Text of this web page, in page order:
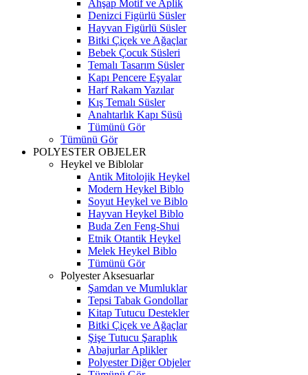
Ahşap Motif ve Aplik
Denizci Figürlü Süsler
Hayvan Figürlü Süsler
Bitki Çiçek ve Ağaçlar
Bebek Çocuk Süsleri
Temalı Tasarım Süsler
Kapı Pencere Eşyalar
Harf Rakam Yazılar
Kış Temalı Süsler
Anahtarlık Kapı Süsü
Tümünü Gör
Tümünü Gör
POLYESTER OBJELER
Heykel ve Biblolar
Antik Mitolojik Heykel
Modern Heykel Biblo
Soyut Heykel ve Biblo
Hayvan Heykel Biblo
Buda Zen Feng-Shui
Etnik Otantik Heykel
Melek Heykel Biblo
Tümünü Gör
Polyester Aksesuarlar
Şamdan ve Mumluklar
Tepsi Tabak Gondollar
Kitap Tutucu Destekler
Bitki Çiçek ve Ağaçlar
Şişe Tutucu Şaraplık
Abajurlar Aplikler
Polyester Diğer Objeler